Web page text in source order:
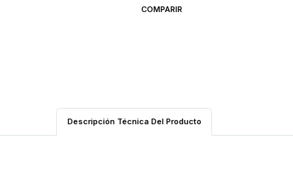
COMPARIR
Descripción Técnica Del Producto